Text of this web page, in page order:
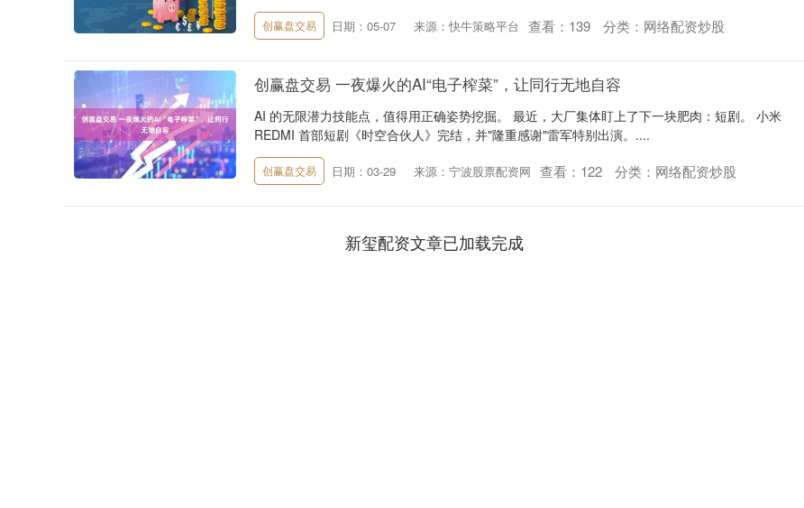
创赢盘交易 日期：05-07 来源：快牛策略平台 查看： 139 分类： 网络配资炒股
创赢盘交易 一夜爆火的AI“电子榨菜”，让同行无地自容
AI 的无限潜力技能点，值得用正确姿势挖掘。 最近，大厂集体盯上了下一块肥肉：短剧。 小米
REDMI 首部短剧《时空合伙人》完结，并"隆重感谢"雷军特别出演。....
创赢盘交易 日期：03-29 来源：宁波股票配资网 查看： 122 分类： 网络配资炒股
新玺配资文章已加载完成